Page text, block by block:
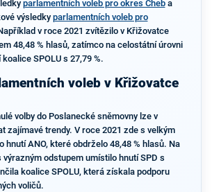
parlamentních voleb pro okres Cheba
výsledky parlamentních voleb pro
v roce 2021 zvítězilo v Křižovatce
48,48 % hlasů, zatímco na celostátní úrovni
SPOLU s 27,79 %.
voleb v Křižovatce
volby do Poslanecké sněmovny lze v
zajímavé trendy. V roce 2021 zde s velkým
hnutí ANO, které obdrželo 48,48 % hlasů. Na
odstupem umístilo hnutí SPD s
koalice SPOLU, která získala podporu
voličů.